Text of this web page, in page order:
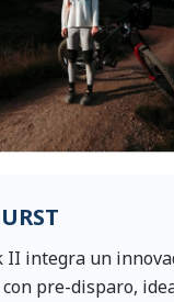
II integra un
con pre-disparo,